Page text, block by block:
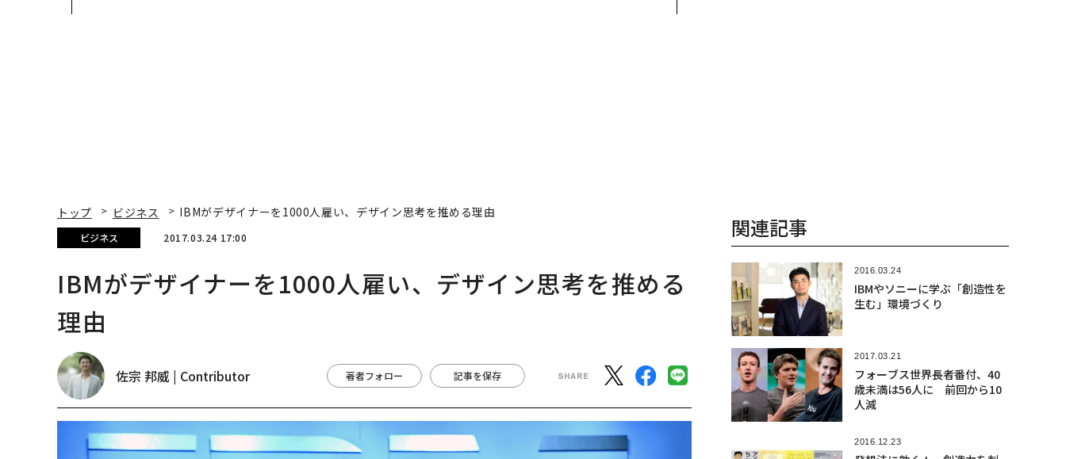
トップ ビジネス IBMがデザイナーを1000人雇い、デザイン思考を推める理由
ビジネス 2017.03.24 17:00
IBMがデザイナーを1000人雇い、デザイン思考を推める
理由
佐宗 邦威 | Contributor 著者フォロー 記事を保存
関連記事
2016.03.24
IBMやソニーに学ぶ「創造性を
生む」環境づくり
2017.03.21
フォーブス世界長者番付、40
歳未満は56人に 前回から10
人減
2016.12.23